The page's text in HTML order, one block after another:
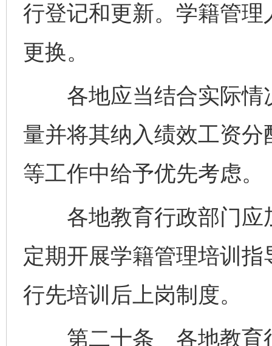
行登记和更新。学籍管
更换。
各地应当结合实际情
量并将其纳入绩效工资
等工作中给予优先考虑。
各地教育行政部门应
定期开展学籍管理培训
行先培训后上岗制度。
第二十条 各地教育行